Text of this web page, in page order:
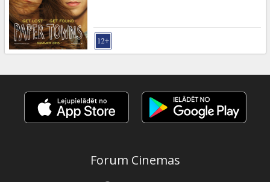
Forum Cinemas